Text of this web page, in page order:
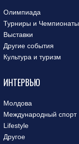
Олимпиада
Турниры и Чемпионаты
Выставки
Другие события
Культура и туризм
ИНТЕРВЬЮ
Молдова
Международный спорт
Lifestyle
Другое